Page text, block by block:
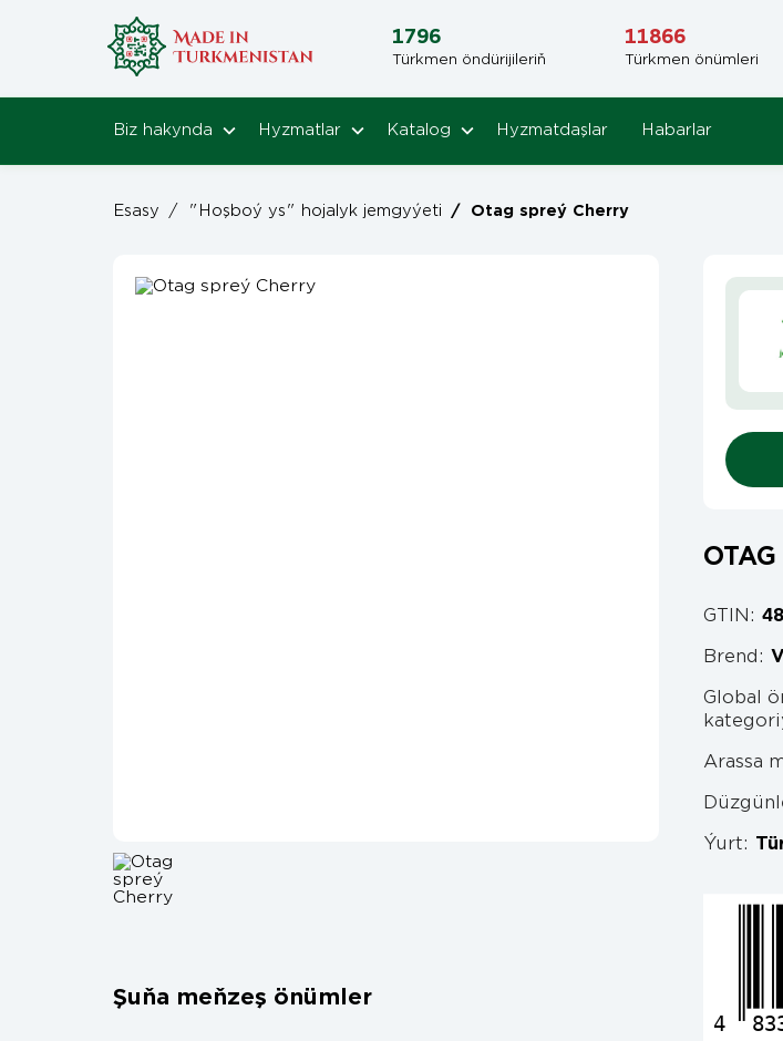
1796
Türkmen öndürijileriň
11866
Türkmen önümleri
Biz hakynda Hyzmatlar Katalog Hyzmatdaşlar Habarlar
Esasy / "Hoşboý ys" hojalyk jemgyýeti / Otag spreý Cherry
Şuňa meňzeş önümler
GTIN:
Brend:
Global
Arassa
Ýurt:
4